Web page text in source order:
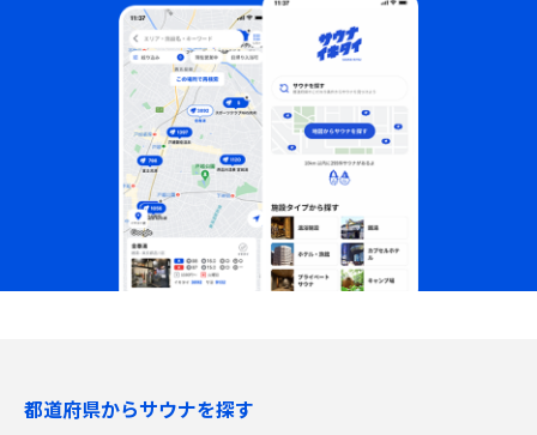
都道府県からサウナを探す